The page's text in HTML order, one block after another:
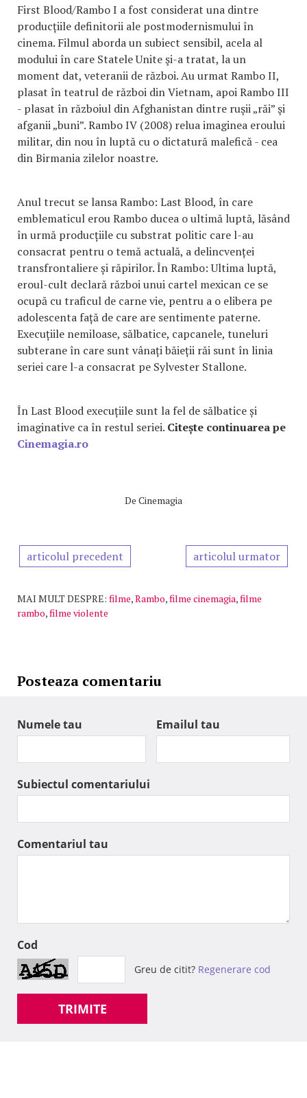
First Blood/Rambo I a fost considerat una dintre
producțiile definitorii ale postmodernismului în
cinema. Filmul aborda un subiect sensibil, acela al
modului în care Statele Unite şi-a tratat, la un
moment dat, veteranii de război. Au urmat Rambo II,
plasat în teatrul de război din Vietnam, apoi Rambo III
- plasat în războiul din Afghanistan dintre ruşii „răi” şi
afganii „buni”. Rambo IV (2008) relua imaginea eroului
militar, din nou în luptă cu o dictatură malefică - cea
din Birmania zilelor noastre.
Anul trecut se lansa Rambo: Last Blood, în care
emblematicul erou Rambo ducea o ultimă luptă, lăsând
în urmă producțiile cu substrat politic care l-au
consacrat pentru o temă actuală, a delincvenței
transfrontaliere și răpirilor. În Rambo: Ultima luptă,
eroul-cult declară război unui cartel mexican ce se
ocupă cu traficul de carne vie, pentru a o elibera pe
adolescenta față de care are sentimente paterne.
Execuțiile nemiloase, sălbatice, capcanele, tuneluri
subterane în care sunt vânați băieții răi sunt în linia
seriei care l-a consacrat pe Sylvester Stallone.
În Last Blood execuțiile sunt la fel de sălbatice și
imaginative ca în restul seriei. Citește continuarea pe
Cinemagia.ro
De Cinemagia
articolul precedent articolul urmator
MAI MULT DESPRE: filme,Rambo,filme cinemagia,filme
rambo,filme violente
Posteaza comentariu
Numele tau Emailul tau
Subiectul comentariului
Comentariul tau
Cod
Greu de citit? Regenerare cod
TRIMITE